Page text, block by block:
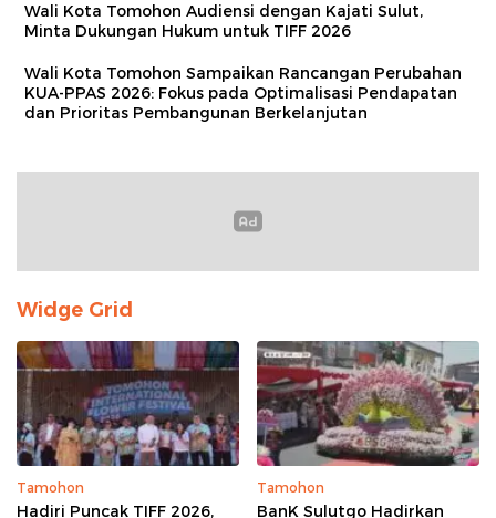
Wali Kota Tomohon Audiensi dengan Kajati Sulut,
Minta Dukungan Hukum untuk TIFF 2026
Wali Kota Tomohon Sampaikan Rancangan Perubahan
KUA-PPAS 2026: Fokus pada Optimalisasi Pendapatan
dan Prioritas Pembangunan Berkelanjutan
Widge Grid
Tamohon
Hadiri Puncak TIFF 2026,
Tamohon
BanK Sulutgo Hadirkan